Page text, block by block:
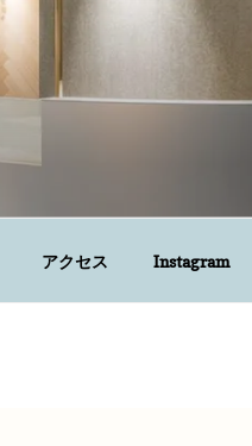
アクセス Instagram